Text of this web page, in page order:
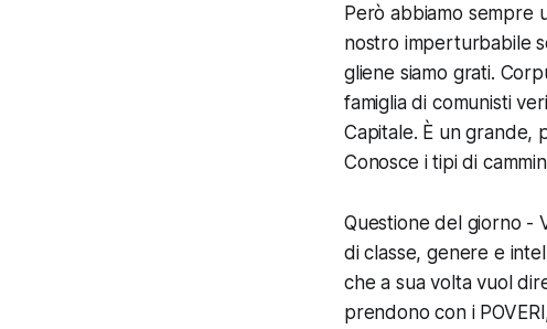
Però abbiamo sempre
nostro imperturbabile
gliene siamo grati.
famiglia di comunisti
Capitale. È un grande,
Conosce i tipi di
Questione del giorno -
di classe, genere e
che a sua volta vuol
prendono con i